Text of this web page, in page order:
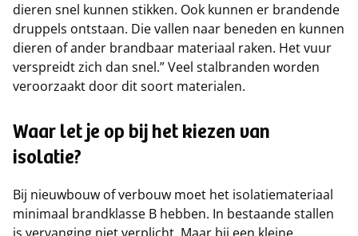
dieren snel kunnen stikken. Ook kunnen er brandende
druppels ontstaan. Die vallen naar beneden en kunnen
dieren of ander brandbaar materiaal raken. Het vuur
verspreidt zich dan snel.” Veel stalbranden worden
veroorzaakt door dit soort materialen.
Waar let je op bij het kiezen van
isolatie?
Bij nieuwbouw of verbouw moet het isolatiemateriaal
minimaal brandklasse B hebben. In bestaande stallen